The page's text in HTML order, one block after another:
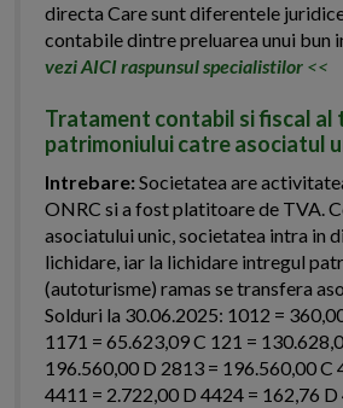
directa Care sunt diferentele
contabile dintre preluarea unui bun
vezi AICI raspunsul specialistilor <<
Tratament contabil si fiscal
patrimoniului catre asociatul
Intrebare:Societatea are
ONRC si a fost platitoare de TVA.
asociatului unic, societatea intra in
lichidare, iar la lichidare intregul
(autoturisme) ramas se transfera
Solduri la 30.06.2025: 1012 =
1171 = 65.623,09 C 121 =
196.560,00 D 2813 = 196.560,00 C
4411 = 2.722,00 D 4424 = 162,76 D